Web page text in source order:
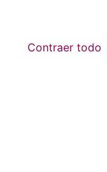
Contraer todo